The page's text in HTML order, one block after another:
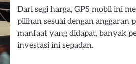
Dari segi harga, GPS mobil ini
pilihan sesuai dengan anggaran
manfaat yang didapat, banyak
investasi ini sepadan.